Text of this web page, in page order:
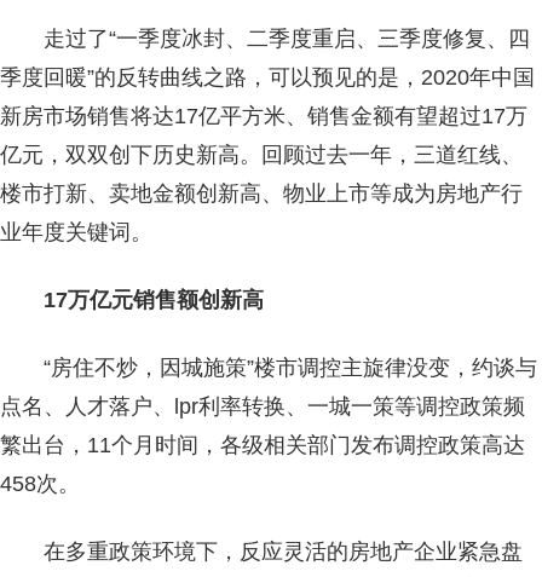
走过了“一季度冰封、二季度重启、三季度修复、四
季度回暖”的反转曲线之路，可以预见的是，2020年中国
新房市场销售将达17亿平方米、销售金额有望超过17万
亿元，双双创下历史新高。回顾过去一年，三道红线、
楼市打新、卖地金额创新高、物业上市等成为房地产行
业年度关键词。
17万亿元销售额创新高
“房住不炒，因城施策”楼市调控主旋律没变，约谈与
点名、人才落户、lpr利率转换、一城一策等调控政策频
繁出台，11个月时间，各级相关部门发布调控政策高达
458次。
在多重政策环境下，反应灵活的房地产企业紧急盘